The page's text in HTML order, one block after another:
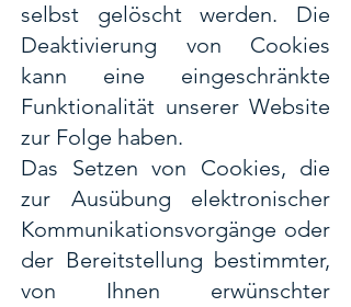
selbst gelöscht werden. Die
Deaktivierung von Cookies
kann eine eingeschränkte
Funktionalität unserer Website
zur Folge haben.
Das Setzen von Cookies, die
zur Ausübung elektronischer
Kommunikationsvorgänge oder
der Bereitstellung bestimmter,
von Ihnen erwünschter